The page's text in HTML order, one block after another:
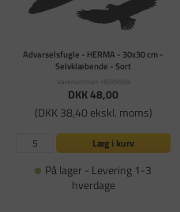
Advarselsfugle - HERMA - 30x30 cm -
Selvklæbende - Sort
Varenummer: HER5999
DKK 48,00
(DKK 38,40 ekskl. moms)
Læg i kurv
På lager - Levering 1-3
hverdage